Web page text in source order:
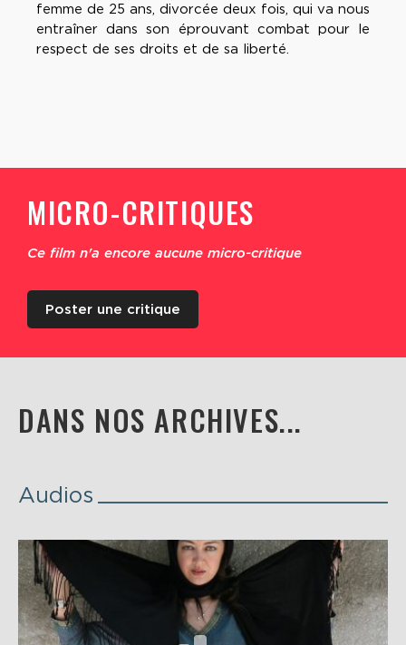
femme de 25 ans, divorcée deux fois, qui va nous
entraîner dans son éprouvant combat pour le
respect de ses droits et de sa liberté.
MICRO-CRITIQUES
Ce film n'a encore aucune micro-critique
Poster une critique
DANS NOS ARCHIVES...
Audios